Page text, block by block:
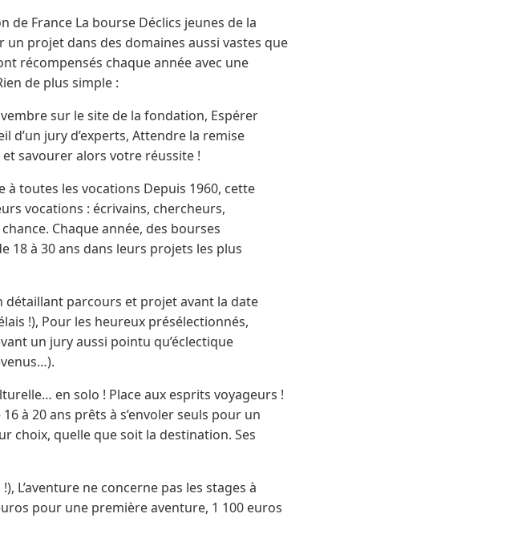
de France La bourse Déclics jeunes de la
un projet dans des domaines aussi vastes que
récompensés chaque année avec une
de plus simple :
sur le site de la fondation, Espérer
d’un jury d’experts, Attendre la remise
savourer alors votre réussite !
toutes les vocations Depuis 1960, cette
vocations : écrivains, chercheurs,
Chaque année, des bourses
18 à 30 ans dans leurs projets les plus
détaillant parcours et projet avant la date
!), Pour les heureux présélectionnés,
un jury aussi pointu qu’éclectique
en solo ! Place aux esprits voyageurs !
à 20 ans prêts à s’envoler seuls pour un
choix, quelle que soit la destination. Ses
L’aventure ne concerne pas les stages à
pour une première aventure, 1 100 euros